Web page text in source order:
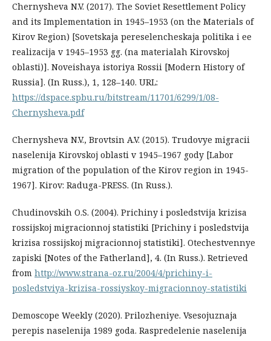
Chernysheva N.V. (2017). The Soviet Resettlement Policy
and its Implementation in 1945–1953 (on the Materials of
Kirov Region) [Sovetskaja pereselencheskaja politika i ee
realizacija v 1945–1953 gg. (na materialah Kirovskoj
oblasti)]. Noveishaya istoriya Rossii [Modern History of
Russia]. (In Russ.), 1, 128–140. URL:
https://dspace.spbu.ru/bitstream/11701/6299/1/08-
Chernysheva.pdf
Chernysheva N.V., Brovtsin A.V. (2015). Trudovye migracii
naselenija Kirovskoj oblasti v 1945–1967 gody [Labor
migration of the population of the Kirov region in 1945-
1967]. Kirov: Raduga-PRESS. (In Russ.).
Chudinovskih O.S. (2004). Prichiny i posledstvija krizisa
rossijskoj migracionnoj statistiki [Prichiny i posledstvija
krizisa rossijskoj migracionnoj statistiki]. Otechestvennye
zapiski [Notes of the Fatherland], 4. (In Russ.). Retrieved
from http://www.strana-oz.ru/2004/4/prichiny-i-
posledstviya-krizisa-rossiyskoy-migracionnoy-statistiki
Demoscope Weekly (2020). Prilozheniye. Vsesojuznaja
perepis naselenija 1989 goda. Raspredelenie naselenija